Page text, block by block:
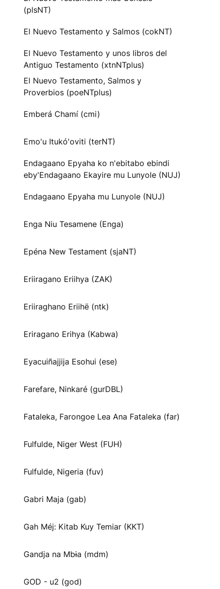
(plsNT)
El Nuevo Testamento y Salmos (cokNT)
El Nuevo Testamento y unos libros del
Antiguo Testamento (xtnNTplus)
El Nuevo Testamento, Salmos y
Proverbios (poeNTplus)
Emberá Chamí (cmi)
Emo'u Itukó'oviti (terNT)
Endagaano Epyaha ko n'ebitabo ebindi
eby'Endagaano Ekayire mu Lunyole (NUJ)
Endagaano Epyaha mu Lunyole (NUJ)
Enga Niu Tesamene (Enga)
Epéna New Testament (sjaNT)
Eriiragano Eriihya (ZAK)
Eriiraghano Eriihë (ntk)
Eriragano Erihya (Kabwa)
Eyacuiñajjija Esohui (ese)
Farefare, Ninkaré (gurDBL)
Fataleka, Farongoe Lea Ana Fataleka (far)
Fulfulde, Niger West (FUH)
Fulfulde, Nigeria (fuv)
Gabri Maja (gab)
Gah Méj: Kitab Kuy Temiar (KKT)
Gandja na Mbɨa (mdm)
GOD - u2 (god)